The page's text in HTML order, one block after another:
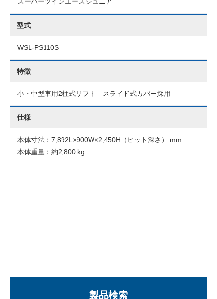
型式
WSL-PS110S
特徴
小・中型車用2柱式リフト スライド式カバー採用
仕様
本体寸法：7,892L×900W×2,450H（ピット深さ） mm
本体重量：約2,800 kg
製品検索